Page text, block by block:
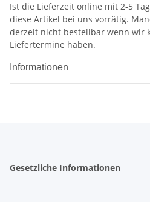
Ist die Lieferzeit online mit 2-5
diese Artikel bei uns vorrätig.
derzeit nicht bestellbar wenn wir
Liefertermine haben.
Informationen
Gesetzliche Informationen